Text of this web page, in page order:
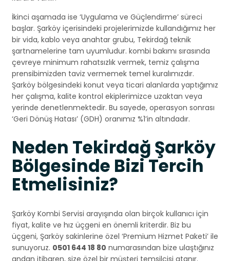
İkinci aşamada ise ‘Uygulama ve Güçlendirme’ süreci
başlar. Şarköy içerisindeki projelerimizde kullandığımız her
bir vida, kablo veya anahtar grubu, Tekirdağ teknik
şartnamelerine tam uyumludur. kombi bakımı sırasında
çevreye minimum rahatsızlık vermek, temiz çalışma
prensibimizden taviz vermemek temel kuralımızdır.
Şarköy bölgesindeki konut veya ticari alanlarda yaptığımız
her çalışma, kalite kontrol ekiplerimizce uzaktan veya
yerinde denetlenmektedir. Bu sayede, operasyon sonrası
‘Geri Dönüş Hatası’ (GDH) oranımız %1’in altındadır.
Neden Tekirdağ Şarköy
Bölgesinde Bizi Tercih
Etmelisiniz?
Şarköy Kombi Servisi arayışında olan birçok kullanıcı için
fiyat, kalite ve hız üçgeni en önemli kriterdir. Biz bu
üçgeni, Şarköy sakinlerine özel ‘Premium Hizmet Paketi’ ile
sunuyoruz. 0501 644 18 80 numarasından bize ulaştığınız